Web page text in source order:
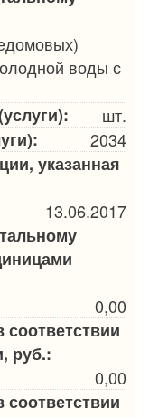
воды с
шт.
2034
указанная
13.06.2017
0,00
руб.:
0,00